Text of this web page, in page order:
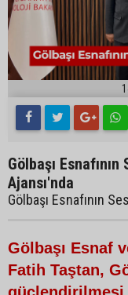
Gölbaşı
Ajansı'nda
Gölbaşı Esnafının
Gölbaşı Esnaf
Fatih Taştan,